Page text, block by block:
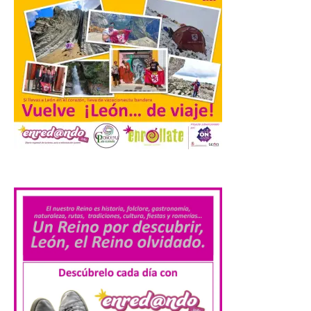
Extremadura cuenta con
uno de los cielos
estrellados con menor
contaminación lumínica
de Europa, un recurso
natural que permite disfrutar de
actividades de astroturismo durante todo
el año. La Dirección General de Turismo
ha puesto en marcha diversas iniciativas
relacionadas […]
Cabárceno prepara tres
enclaves privilegiados
desde los que divisar el
eclipse solar del 12 de
agosto
8 Ago 2026